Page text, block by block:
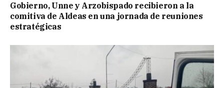
Gobierno, Unne y Arzobispado recibieron a la
comitiva de Aldeas en una jornada de reuniones
estratégicas